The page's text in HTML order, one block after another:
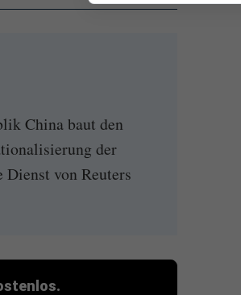
China baut den
der
von Reuters